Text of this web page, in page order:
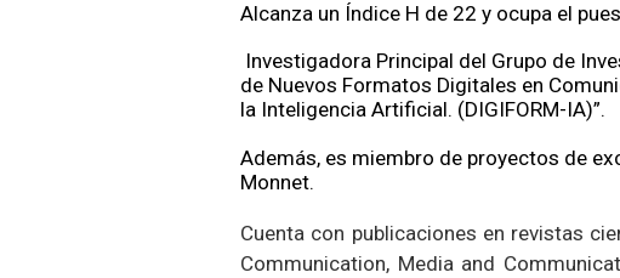
Alcanza un Índice H de 22 y ocupa el
Investigadora Principal del Grupo de
de Nuevos Formatos Digitales en
la Inteligencia Artificial. (DIGIFORM-IA)”.
Además, es miembro de proyectos de
Monnet.
Cuenta con publicaciones en revistas
Communication, Media and